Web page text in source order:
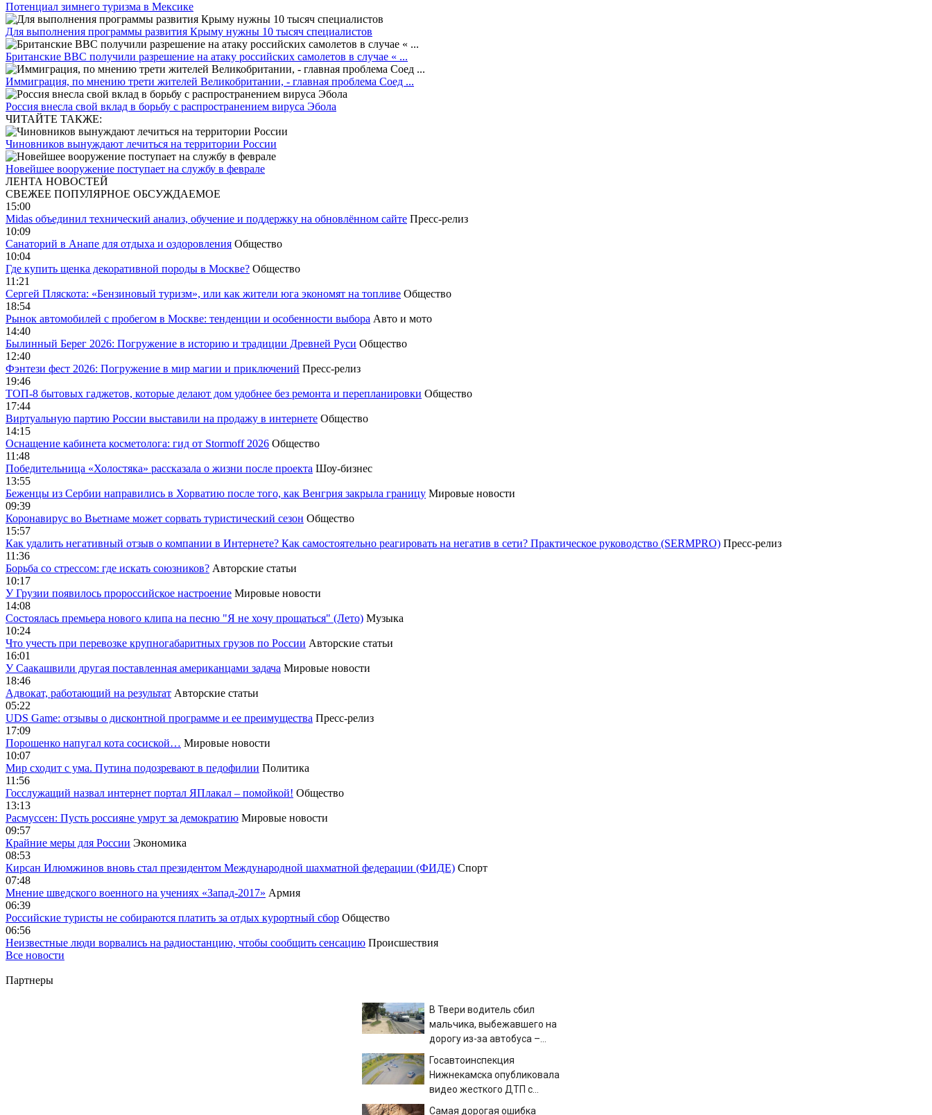
Потенциал зимнего туризма в Мексике
Для выполнения программы развития Крыму нужны 10 тысяч специалистов
Британские ВВС получили разрешение на атаку российских самолетов в случае « ...
Иммиграция, по мнению трети жителей Великобритании, - главная проблема Соед ...
Россия внесла свой вклад в борьбу с распространением вируса Эбола
ЧИТАЙТЕ ТАКЖЕ:
Чиновников вынуждают лечиться на территории России
Новейшее вооружение поступает на службу в феврале
ЛЕНТА НОВОСТЕЙ
СВЕЖЕЕ ПОПУЛЯРНОЕ ОБСУЖДАЕМОЕ
15:00
Midas объединил технический анализ, обучение и поддержку на обновлённом сайте Пресс-релиз
10:09
Санаторий в Анапе для отдыха и оздоровления Общество
10:04
Где купить щенка декоративной породы в Москве? Общество
11:21
Сергей Пляскота: «Бензиновый туризм», или как жители юга экономят на топливе Общество
18:54
Рынок автомобилей с пробегом в Москве: тенденции и особенности выбора Авто и мото
14:40
Былинный Берег 2026: Погружение в историю и традиции Древней Руси Общество
12:40
Фэнтези фест 2026: Погружение в мир магии и приключений Пресс-релиз
19:46
ТОП-8 бытовых гаджетов, которые делают дом удобнее без ремонта и перепланировки Общество
17:44
Виртуальную партию России выставили на продажу в интернете Общество
14:15
Оснащение кабинета косметолога: гид от Stormoff 2026 Общество
11:48
Победительница «Холостяка» рассказала о жизни после проекта Шоу-бизнес
13:55
Беженцы из Сербии направились в Хорватию после того, как Венгрия закрыла границу Мировые новости
09:39
Коронавирус во Вьетнаме может сорвать туристический сезон Общество
15:57
Как удалить негативный отзыв о компании в Интернете? Как самостоятельно реагировать на негатив в сети? Практическое руководство (SERMPRO) Пресс-релиз
11:36
Борьба со стрессом: где искать союзников? Авторские статьи
10:17
У Грузии появилось пророссийское настроение Мировые новости
14:08
Cостоялась премьера нового клипа на песню "Я не хочу прощаться" (Лето) Музыка
10:24
Что учесть при перевозке крупногабаритных грузов по России Авторские статьи
16:01
У Саакашвили другая поставленная американцами задача Мировые новости
18:46
Адвокат, работающий на результат Авторские статьи
05:22
UDS Game: отзывы о дисконтной программе и ее преимущества Пресс-релиз
17:09
Порошенко напугал кота сосиской… Мировые новости
10:07
Мир сходит с ума. Путина подозревают в педофилии Политика
11:56
Госслужащий назвал интернет портал ЯПлакал – помойкой! Общество
13:13
Расмуссен: Пусть россияне умрут за демократию Мировые новости
09:57
Крайние меры для России Экономика
08:53
Кирсан Илюмжинов вновь стал президентом Международной шахматной федерации (ФИДЕ) Спорт
07:48
Мнение шведского военного на учениях «Запад-2017» Армия
06:39
Российские туристы не собираются платить за отдых курортный сбор Общество
06:56
Неизвестные люди ворвались на радиостанцию, чтобы сообщить сенсацию Происшествия
Все новости
Партнеры
В Твери водитель сбил
мальчика, выбежавшего на
дорогу из-за автобуса –
Тверской области сегодня -
Afanasy.biz – Тверские
новости. Новости Твери.
Госавтоинспекция
Нижнекамска опубликовала
видео жесткого ДТП с
участием питбайкера
Самая дорогая ошибка